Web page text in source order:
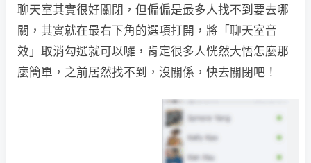
聊天室其實很好關閉，但偏偏是最多人找不到要去哪
關，其實就在最右下角的選項打開，將「聊天室音
效」取消勾選就可以囉，肯定很多人恍然大悟怎麼那
麼簡單，之前居然找不到，沒關係，快去關閉吧！